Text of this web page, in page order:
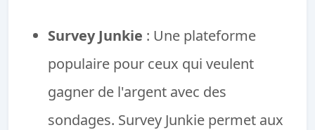
Survey Junkie : Une plateforme
populaire pour ceux qui veulent
gagner de l'argent avec des
sondages. Survey Junkie permet aux